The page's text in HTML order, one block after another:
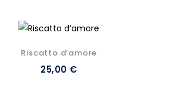
Riscatto d’amore
25,00 €